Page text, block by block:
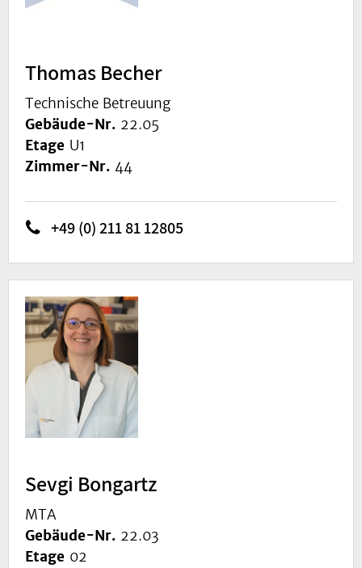
Thomas Becher
Technische Betreuung
Gebäude-Nr. 22.05
Etage U1
Zimmer-Nr. 44
+49 (0) 211 81 12805
Sevgi Bongartz
MTA
Gebäude-Nr. 22.03
Etage 02